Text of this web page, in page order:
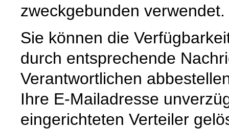
zweckgebunden verwendet.
Sie können die
durch entsprechende
Verantwortlichen
Ihre E-Mailadresse
eingerichteten Verteiler